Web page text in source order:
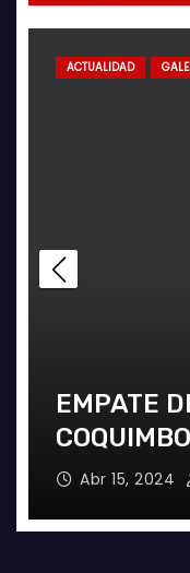
ACTUALIDAD
EMPATE
COQUIMBO
Abr 15, 2024